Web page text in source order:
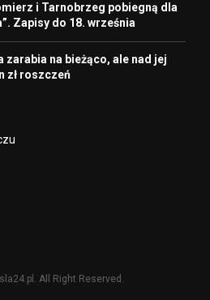
i Tarnobrzeg pobiegną dla
Zapisy do 18. września
zarabia na bieżąco, ale nad jej
zł roszczeń
All Right Reserved.